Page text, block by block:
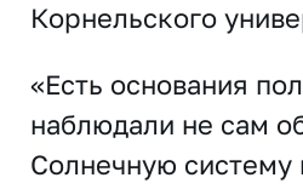
Корнельского
«Есть основания
наблюдали не сам
Солнечную систему